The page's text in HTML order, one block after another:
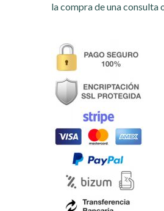
la compra de una consulta